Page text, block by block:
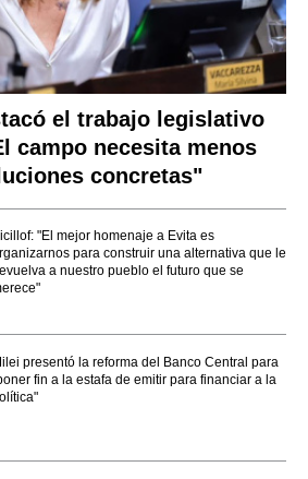
el trabajo legislativo
campo necesita menos
concretas"
"El mejor homenaje a Evita es
para construir una alternativa que le
a nuestro pueblo el futuro que se
presentó la reforma del Banco Central para
fin a la estafa de emitir para financiar a la